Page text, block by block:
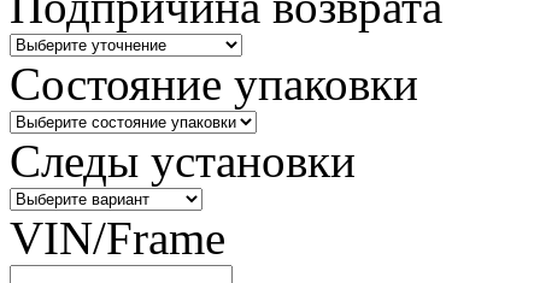
Состояние упаковки
Следы установки
VIN/Frame